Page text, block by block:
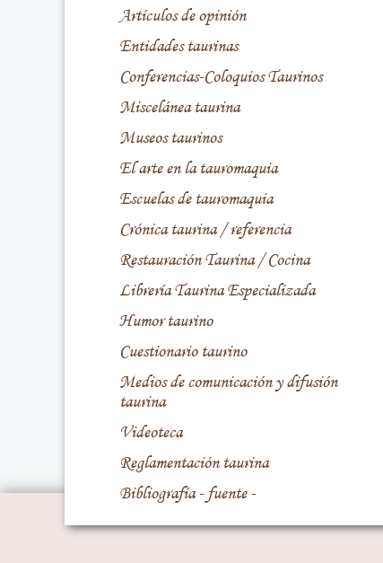
Artículos de opinión
Entidades taurinas
Conferencias-Coloquios Taurinos
Miscelánea taurina
Museos taurinos
El arte en la tauromaquia
Escuelas de tauromaquia
Crónica taurina / referencia
Restauración Taurina / Cocina
Librería Taurina Especializada
Humor taurino
Cuestionario taurino
Medios de comunicación y difusión
taurina
Videoteca
Reglamentación taurina
Bibliografía - fuente -